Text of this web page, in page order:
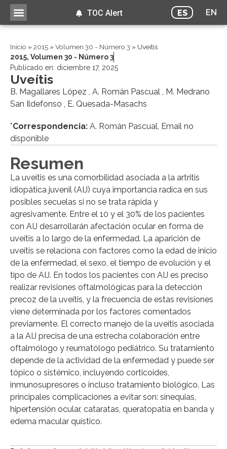
ES EN
TOC Alert
Inicio »2015 »Volumen 30 - Número 3 » Uveítis
2015, Volumen 30 - Número 3
Publicado en: diciembre 17, 2025
Uveítis
B. Magallares López , A. Román Pascual , M. Medrano
San Ildefonso , E. Quesada-Masachs
*Correspondencia: A. Román Pascual, Email no
disponible
Resumen
La uveítis es una comorbilidad asociada a la artritis
idiopática juvenil (AIJ) cuya importancia radica en sus
posibles secuelas si no se trata rápida y
agresivamente. Entre el 10 y el 30% de los pacientes
con AIJ desarrollarán afectación ocular en forma de
uveítis a lo largo de la enfermedad. La aparición de
uveítis se relaciona con factores como la edad de inicio
de la enfermedad, el sexo, el tiempo de evolución y el
tipo de AIJ. En todos los pacientes con AIJ es preciso
realizar revisiones oftalmológicas para la detección
precoz de la uveítis, y la frecuencia de estas revisiones
viene determinada por los factores comentados
previamente. El correcto manejo de la uveítis asociada
a la AIJ precisa de una estrecha colaboración entre
oftalmólogo y reumatólogo pediátrico. Su tratamiento
depende de la actividad de la enfermedad y puede ser
tópico o sistémico, incluyendo corticoides,
inmunosupresores o incluso tratamiento biológico. Las
principales complicaciones a evitar son: sinequias,
hipertensión ocular, cataratas, queratopatía en banda y
edema macular quístico.